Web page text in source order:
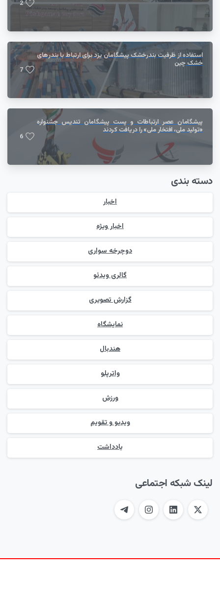
2
استفاده از ظرفیت بندرخشک پیشگامان یزد برای ارتباط با بندر‌های
خشک چین
7
پیشگامان عصر ارتباطات و پست پیشگامان تندیس جشنواره
«تولید ملی، افتخار ملی» را دریافت کردند
6
دسته بندی
اخبار
اخبار ویژه
دوچرخه سواری
گالری ویدئو
گزارش تصویری
نمایشگاه
هندبال
واترپلو
ورزش
ویدیو و تقویم
یادداشت
لینک شبکه اجتماعی